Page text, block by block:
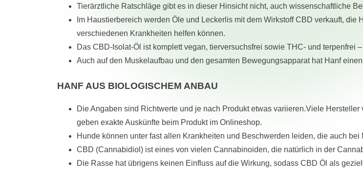
Tierärztliche Ratschläge gibt es in dieser Hinsicht nicht, auch wissenschaftliche
Im Haustierbereich werden Öle und Leckerlis mit dem Wirkstoff CBD verkauft,
verschiedenen Krankheiten helfen können.
Das CBD-Isolat-Öl ist komplett vegan, tierversuchsfrei sowie THC- und terpenfrei
Auch auf den Muskelaufbau und den gesamten Bewegungsapparat hat Hanf
HANF AUS BIOLOGISCHEM ANBAU
Die Angaben sind Richtwerte und je nach Produkt etwas variieren.Viele
geben exakte Auskünfte beim Produkt im Onlineshop.
Hunde können unter fast allen Krankheiten und Beschwerden leiden, die auch bei
CBD (Cannabidiol) ist eines von vielen Cannabinoiden, die natürlich in der
Die Rasse hat übrigens keinen Einfluss auf die Wirkung, sodass CBD Öl als